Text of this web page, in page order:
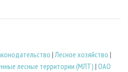
|Лесное хозяйство |
лесные территории (МЛТ) | ОАО